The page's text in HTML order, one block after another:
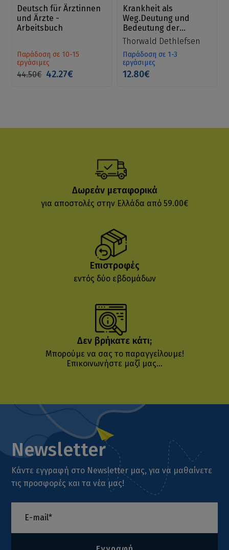
Deutsch für Ärztinnen
und Ärzte -
Arbeitsbuch
Παράδοση σε 10-15
εργάσιμες
44.50€ 42.27€
Krankheit als
Weg.Deutung und
Bedeutung der
Krankheitsbilder
Thorwald Dethlefsen
Παράδοση σε 1-3
εργάσιμες
12.80€
Δωρεάν μεταφορικά
για αποστολές στην Ελλάδα από 59.00€
Επιστροφές
εντός δύο εβδομάδων
Δεν βρήκατε κάτι;
Μπορούμε να σας το παραγγείλουμε!
Επικοινωνήστε μαζί μας...
Newsletter
Κάντε εγγραφή στο Newsletter μας, για να μαθαίνετε
τις προσφορές και τα νέα μας!